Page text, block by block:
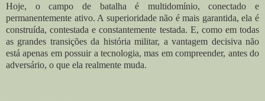
Hoje, o campo de batalha é multidomínio, conectado e
permanentemente ativo. A superioridade não é mais garantida, ela é
construída, contestada e constantemente testada. E, como em todas
as grandes transições da história militar, a vantagem decisiva não
está apenas em possuir a tecnologia, mas em compreender, antes do
adversário, o que ela realmente muda.